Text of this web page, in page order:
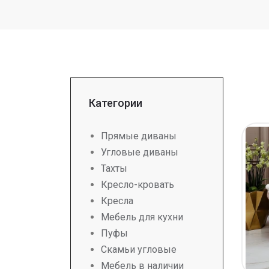
Категории
Прямые диваны
Угловые диваны
Тахты
Кресло-кровать
Кресла
Мебель для кухни
Пуфы
Скамьи угловые
Мебель в наличии